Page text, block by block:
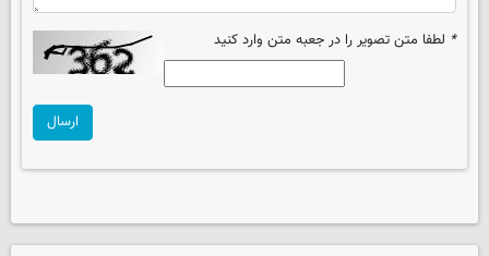
* لطفا متن تصویر را در جعبه متن وارد کنید
ارسال